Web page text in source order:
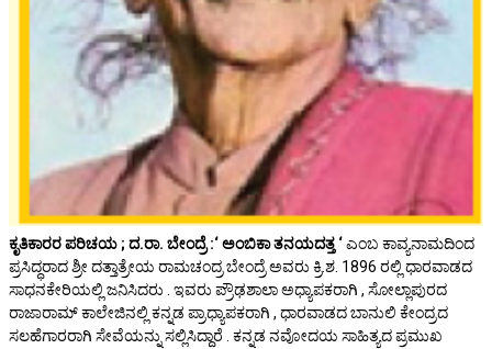
ಕೃತಿಕಾರರ ಪರಿಚಯ ; ದ.ರಾ. ಬೇಂದ್ರೆ :‘ ಅಂಬಿಕಾ ತನಯದತ್ತ ‘ಎಂಬ ಕಾವ್ಯನಾಮದಿಂದ
ಪ್ರಸಿದ್ಧರಾದ ಶ್ರೀ ದತ್ತಾತ್ರೇಯ ರಾಮಚಂದ್ರ ಬೇಂದ್ರೆ ಅವರು ಕ್ರಿ.ಶ. 1896 ರಲ್ಲಿ ಧಾರವಾಡದ
ಸಾಧನಕೇರಿಯಲ್ಲಿ ಜನಿಸಿದರು . ಇವರು ಪ್ರೌಢಶಾಲಾ ಅಧ್ಯಾಪಕರಾಗಿ , ಸೋಲ್ಲಾಪುರದ
ರಾಜಾರಾಮ್ ಕಾಲೇಜಿನಲ್ಲಿ ಕನ್ನಡ ಪ್ರಾಧ್ಯಾಪಕರಾಗಿ , ಧಾರವಾಡದ ಬಾನುಲಿ ಕೇಂದ್ರದ
ಸಲಹೆಗಾರರಾಗಿ ಸೇವೆಯನ್ನು ಸಲ್ಲಿಸಿದ್ದಾರೆ . ಕನ್ನಡ ನವೋದಯ ಸಾಹಿತ್ಯದ ಪ್ರಮುಖ